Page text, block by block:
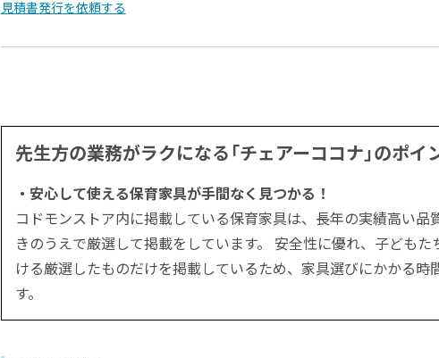
見積書発行を依頼する
先生方の業務がラクになる「チェアーココナ」のポイ
・安心して使える保育家具が手間なく見つかる！
コドモンストア内に掲載している保育家具は、長年の実績高い品
きのうえで厳選して掲載をしています。 安全性に優れ、子ども
ける厳選したものだけを掲載しているため、家具選びにかかる時
す。